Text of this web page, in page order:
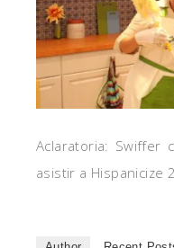
Aclaratoria: Swiffer
asistir a Hispanicize